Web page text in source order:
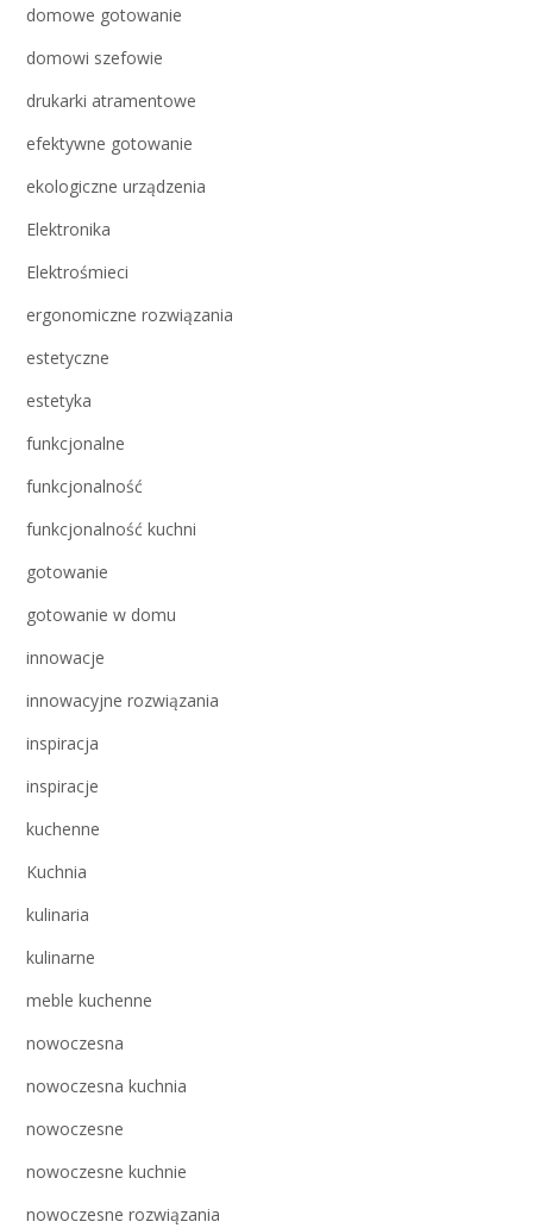
domowe gotowanie
domowi szefowie
drukarki atramentowe
efektywne gotowanie
ekologiczne urządzenia
Elektronika
Elektrośmieci
ergonomiczne rozwiązania
estetyczne
estetyka
funkcjonalne
funkcjonalność
funkcjonalność kuchni
gotowanie
gotowanie w domu
innowacje
innowacyjne rozwiązania
inspiracja
inspiracje
kuchenne
Kuchnia
kulinaria
kulinarne
meble kuchenne
nowoczesna
nowoczesna kuchnia
nowoczesne
nowoczesne kuchnie
nowoczesne rozwiązania